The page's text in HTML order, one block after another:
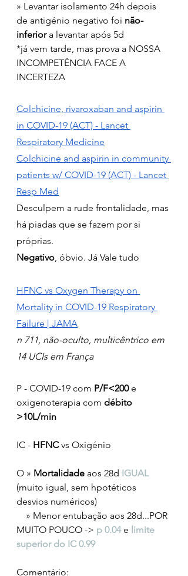
» Levantar isolamento 24h depois
de antigénio negativo foi não-
inferior a levantar após 5d
*já vem tarde, mas prova a NOSSA
INCOMPETÊNCIA FACE A
INCERTEZA
Colchicine, rivaroxaban and aspirin
in COVID-19 (ACT) - Lancet
Respiratory Medicine
Colchicine and aspirin in community
patients w/ COVID-19 (ACT) - Lancet
Resp Med
Desculpem a rude frontalidade, mas
há piadas que se fazem por si
próprias.
Negativo, óbvio. Já Vale tudo
HFNC vs Oxygen Therapy on
Mortality in COVID-19 Respiratory
Failure | JAMA
n 711, não-oculto, multicêntrico em
14 UCIs em França
P - COVID-19 com P/F<200 e
oxigenoterapia com débito
>10L/min
IC - HFNC vs Oxigénio
O » Mortalidade aos 28d IGUAL
(muito igual, sem hpotéticos
desvios numéricos)
MUITO POUCO -> p 0.04 e limite
superior do IC 0.99
Comentário: